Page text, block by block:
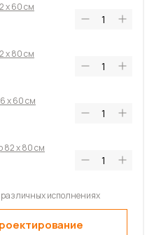
х 60 см
х 80 см
х 60 см
82 х 80 см
с 2-мя
исполнениях